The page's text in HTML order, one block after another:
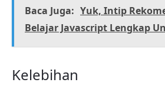
Baca Juga: Yuk, Intip
Belajar Javascript Lengkap
Kelebihan